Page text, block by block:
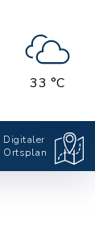
33 °C
Digitaler
Ortsplan